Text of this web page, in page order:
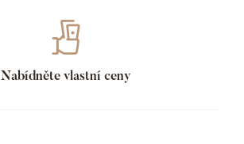
Nabídněte vlastní ceny